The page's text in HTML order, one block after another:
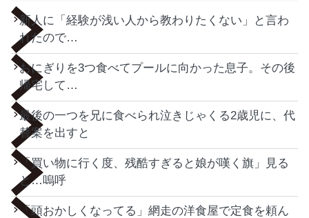
新人に「経験が浅い人から教わりたくない」と言わ
れたので…
おにぎりを3つ食べてプールに向かった息子。その後
帰宅して…
最後の一つを兄に食べられ泣きじゃくる2歳児に、代
替案を出すと
「買い物に行く度、残酷すぎると娘が嘆く旗」見る
と…嗚呼
「頭おかしくなってる」網走の洋食屋で定食を頼ん